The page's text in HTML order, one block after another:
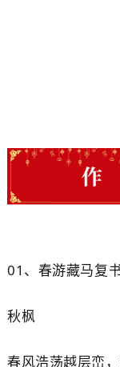
01、 春游藏马复
秋枫
春风浩荡越层峦